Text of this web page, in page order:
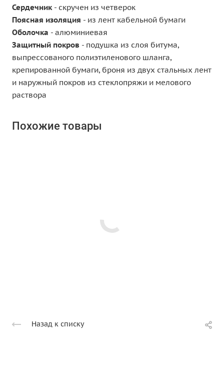
Сердечник- скручен из четверок
Поясная изоляция - из лент кабельной бумаги
Оболочка - алюминиевая
Защитный покров - подушка из слоя битума,
выпрессованого полиэтиленового шланга,
крепированной бумаги, броня из двух стальных лент
и наружный покров из стеклопряжи и мелового
раствора
Похожие товары
Назад к списку